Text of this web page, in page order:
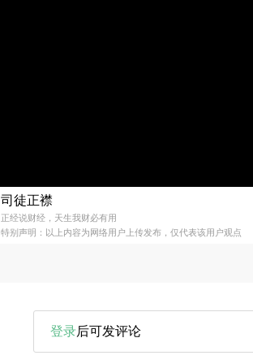
司徒正襟
正经说财经，天生我财必有用
特别声明：以上内容为网络用户上传发布，仅代表该用户观点
登录后可发评论